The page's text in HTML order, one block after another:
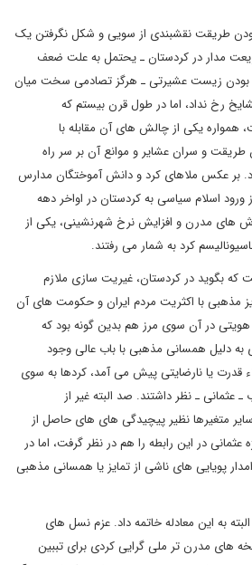
طریقت نقشبندی از سویی و شکل نگرفتن یک
مدار در کردستان ـ یحتمل به علت ضعف
زیست عشیرتی ـ هرگز تصادمی سخت میان
رخ نداد، اما در طول قرن بیستم که
همواره یکی از چالش های آن مقابله با
طریقت و سران عشایر و موانع آن بر سر راه
بر عکس ملاهای کرد و دانش آموختگان مدارس
ورود اسلام سیاسی به کردستان در اواخر دهه
های مدرن و افزایش نرخ شهرنشینی، یکی از
کرد به شمار می رفتند.
که بگوید در کردستان، غیریت سازی ملازم
مذهبی با اکثریت مردم ایران و حکومت های آن
هویتی در آن سوی مرز هم بدین گونه بود که
دلیل همسانی مذهبی با باب عالی وجود
یا نارضایتی پیش می آمد، کردها به سوی
عثمانی ـ نظر داشتند. صد البته غیر از
متغیرها نظیر پیچیدگی های های حاصل از
در این رابطه را هم در نظر گرفت، اما در
پویایی های ناشی از تمایز یا همسانی مذهبی
به این معادله خاتمه داد. عزم نسل های
های مدرن تر ملی گرایی کردی برای تببین